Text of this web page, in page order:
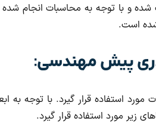
شده و با توجه به محاسبات انجام
پیش مهندسی:
مورد استفاده قرار گیرد. با توجه
زیر مورد استفاده قرار گیرد.